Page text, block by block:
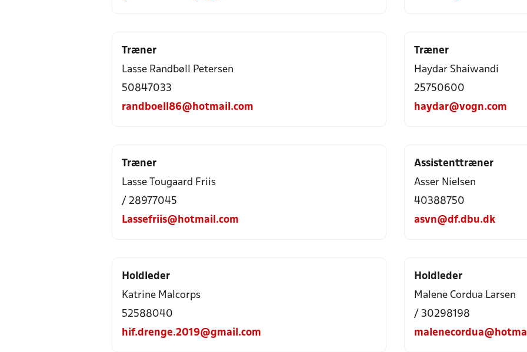
Træner
Lasse Randbøll Petersen
50847033
randboell86@hotmail.com
Træner
Haydar Shaiwandi
25750600
haydar@vogn.com
Træner
Lasse Tougaard Friis
/ 28977045
Lassefriis@hotmail.com
Assistenttræner
Asser Nielsen
40388750
asvn@df.dbu.dk
Holdleder
Katrine Malcorps
52588040
hif.drenge.2019@gmail.com
Holdleder
Malene Cordua Larsen
/ 30298198